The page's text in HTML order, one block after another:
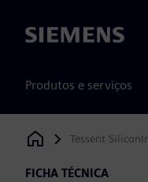
Siemens
Produtos e serviços
Siemens Digital
Tessent
FICHA TÉCNICA